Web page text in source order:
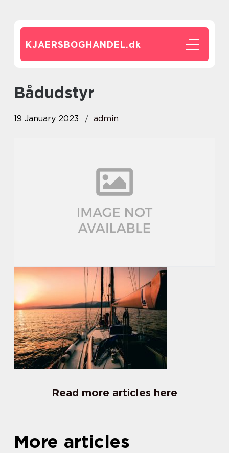
KJAERSBOGHANDEL.dk
Bådudstyr
19 January 2023 admin
Read more articles here
More articles